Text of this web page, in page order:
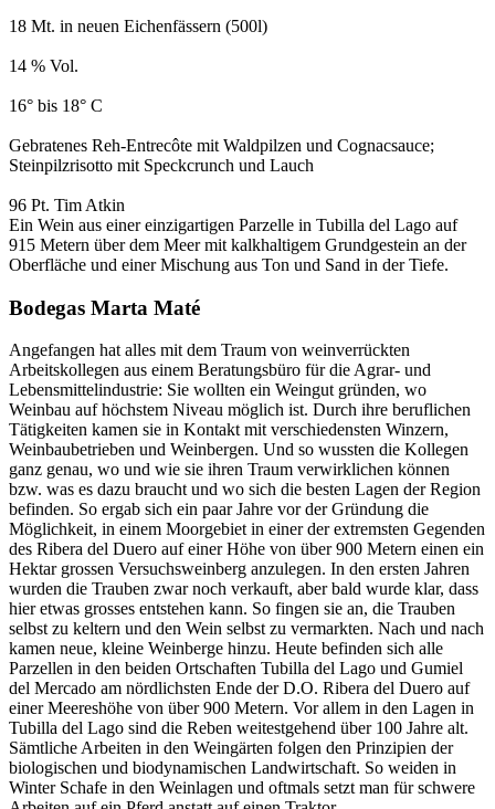
18 Mt. in neuen Eichenfässern (500l)
14 % Vol.
16° bis 18° C
Gebratenes Reh-Entrecôte mit Waldpilzen und Cognacsauce;
Steinpilzrisotto mit Speckcrunch und Lauch
96 Pt. Tim Atkin
Ein Wein aus einer einzigartigen Parzelle in Tubilla del Lago auf
915 Metern über dem Meer mit kalkhaltigem Grundgestein an der
Oberfläche und einer Mischung aus Ton und Sand in der Tiefe.
Bodegas Marta Maté
Angefangen hat alles mit dem Traum von weinverrückten
Arbeitskollegen aus einem Beratungsbüro für die Agrar- und
Lebensmittelindustrie: Sie wollten ein Weingut gründen, wo
Weinbau auf höchstem Niveau möglich ist. Durch ihre beruflichen
Tätigkeiten kamen sie in Kontakt mit verschiedensten Winzern,
Weinbaubetrieben und Weinbergen. Und so wussten die Kollegen
ganz genau, wo und wie sie ihren Traum verwirklichen können
bzw. was es dazu braucht und wo sich die besten Lagen der Region
befinden. So ergab sich ein paar Jahre vor der Gründung die
Möglichkeit, in einem Moorgebiet in einer der extremsten Gegenden
des Ribera del Duero auf einer Höhe von über 900 Metern einen ein
Hektar grossen Versuchsweinberg anzulegen. In den ersten Jahren
wurden die Trauben zwar noch verkauft, aber bald wurde klar, dass
hier etwas grosses entstehen kann. So fingen sie an, die Trauben
selbst zu keltern und den Wein selbst zu vermarkten. Nach und nach
kamen neue, kleine Weinberge hinzu. Heute befinden sich alle
Parzellen in den beiden Ortschaften Tubilla del Lago und Gumiel
del Mercado am nördlichsten Ende der D.O. Ribera del Duero auf
einer Meereshöhe von über 900 Metern. Vor allem in den Lagen in
Tubilla del Lago sind die Reben weitestgehend über 100 Jahre alt.
Sämtliche Arbeiten in den Weingärten folgen den Prinzipien der
biologischen und biodynamischen Landwirtschaft. So weiden in
Winter Schafe in den Weinlagen und oftmals setzt man für schwere